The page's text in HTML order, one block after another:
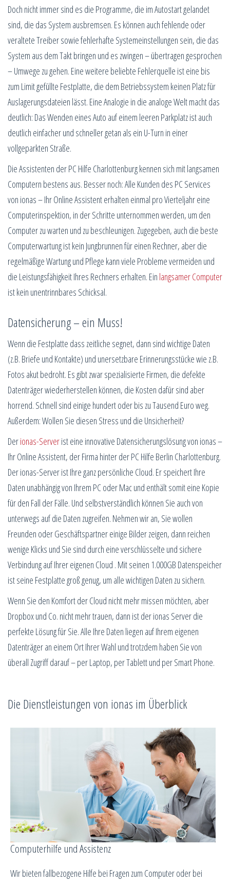
Doch nicht immer sind es die Programme, die im Autostart gelandet
sind, die das System ausbremsen. Es können auch fehlende oder
veraltete Treiber sowie fehlerhafte Systemeinstellungen sein, die das
System aus dem Takt bringen und es zwingen – übertragen gesprochen
– Umwege zu gehen. Eine weitere beliebte Fehlerquelle ist eine bis
zum Limit gefüllte Festplatte, die dem Betriebssystem keinen Platz für
Auslagerungsdateien lässt. Eine Analogie in die analoge Welt macht das
deutlich: Das Wenden eines Auto auf einem leeren Parkplatz ist auch
deutlich einfacher und schneller getan als ein U-Turn in einer
vollgeparkten Straße.
Die Assistenten der PC Hilfe Charlottenburg kennen sich mit langsamen
Computern bestens aus. Besser noch: Alle Kunden des PC Services
von ionas – Ihr Online Assistent erhalten einmal pro Vierteljahr eine
Computerinspektion, in der Schritte unternommen werden, um den
Computer zu warten und zu beschleunigen. Zugegeben, auch die beste
Computerwartung ist kein Jungbrunnen für einen Rechner, aber die
regelmäßige Wartung und Pflege kann viele Probleme vermeiden und
die Leistungsfähigkeit Ihres Rechners erhalten. Ein langsamer Computer
ist kein unentrinnbares Schicksal.
Datensicherung – ein Muss!
Wenn die Festplatte dass zeitliche segnet, dann sind wichtige Daten
(z.B. Briefe und Kontakte) und unersetzbare Erinnerungsstücke wie z.B.
Fotos akut bedroht. Es gibt zwar spezialisierte Firmen, die defekte
Datenträger wiederherstellen können, die Kosten dafür sind aber
horrend. Schnell sind einige hundert oder bis zu Tausend Euro weg.
Außerdem: Wollen Sie diesen Stress und die Unsicherheit?
Derionas-Serverist eine innovative Datensicherungslösung von ionas –
Ihr Online Assistent, der Firma hinter der PC Hilfe Berlin Charlottenburg.
Der ionas-Server ist Ihre ganz persönliche Cloud. Er speichert Ihre
Daten unabhängig von Ihrem PC oder Mac und enthält somit eine Kopie
für den Fall der Fälle. Und selbstverständlich können Sie auch von
unterwegs auf die Daten zugreifen. Nehmen wir an, Sie wollen
Freunden oder Geschäftspartner einige Bilder zeigen, dann reichen
wenige Klicks und Sie sind durch eine verschlüsselte und sichere
Verbindung auf Ihrer eigenen Cloud . Mit seinen 1.000GB Datenspeicher
ist seine Festplatte groß genug, um alle wichtigen Daten zu sichern.
Wenn Sie den Komfort der Cloud nicht mehr missen möchten, aber
Dropbox und Co. nicht mehr trauen, dann ist der ionas Server die
perfekte Lösung für Sie. Alle Ihre Daten liegen auf Ihrem eigenen
Datenträger an einem Ort Ihrer Wahl und trotzdem haben Sie von
überall Zugriff darauf – per Laptop, per Tablett und per Smart Phone.
Die Dienstleistungen von ionas im Überblick
Computerhilfe und Assistenz
Wir bieten fallbezogene Hilfe bei Fragen zum Computer oder bei